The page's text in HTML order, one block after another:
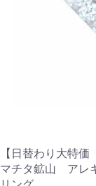
【日替わり大特
マチタ鉱山 アレ